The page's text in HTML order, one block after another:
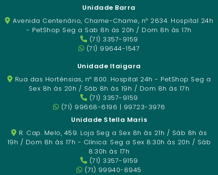
Unidade Barra
Avenida Centenário, Chame-Chame, nº 2634. Hospital 24h
- PetShop Seg a Sab 8h às 20h / Dom 8h às 17h
(71) 3357-9159
(71) 99644-1547
Unidade Itaigara
Rua das Hortênsias, nº 800. Hospital 24h - PetShop Seg a
Sex 8h às 20h / Sáb 8h às 19h / Dom 8h às 17h
(71) 3357-9159
(71) 99668-6196 | 99723-3976
Unidade Stella Maris
R. Cap. Melo, 459. Loja Seg a Sex 8h às 21h / Sáb 8h às
19h / Dom 8h às 17h - Clínica: Seg a Sex 8:30h às 20h / Sáb
8:30h às 17h
(71) 3357-9159
(71) 99940-8945